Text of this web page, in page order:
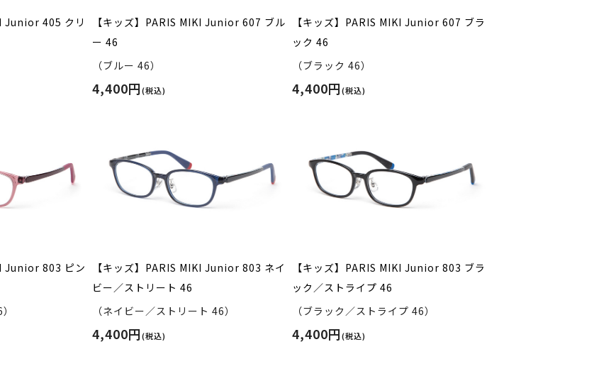
Junior 405 クリ
【キッズ】PARIS MIKI Junior 607 ブル
ー 46
（ブルー 46）
4,400円(税込)
【キッズ】PARIS MIKI Junior 607 ブラ
ック 46
（ブラック 46）
4,400円(税込)
Junior 803 ピン
【キッズ】PARIS MIKI Junior 803 ネイ
ビー／ストリート 46
（ネイビー／ストリート 46）
4,400円(税込)
【キッズ】PARIS MIKI Junior 803 ブラ
ック／ストライプ 46
（ブラック／ストライプ 46）
4,400円(税込)